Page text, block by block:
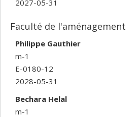
2027-05-31
Faculté de l'aménagement
Philippe Gauthier
m-1
E-0180-12
2028-05-31
Bechara Helal
m-1